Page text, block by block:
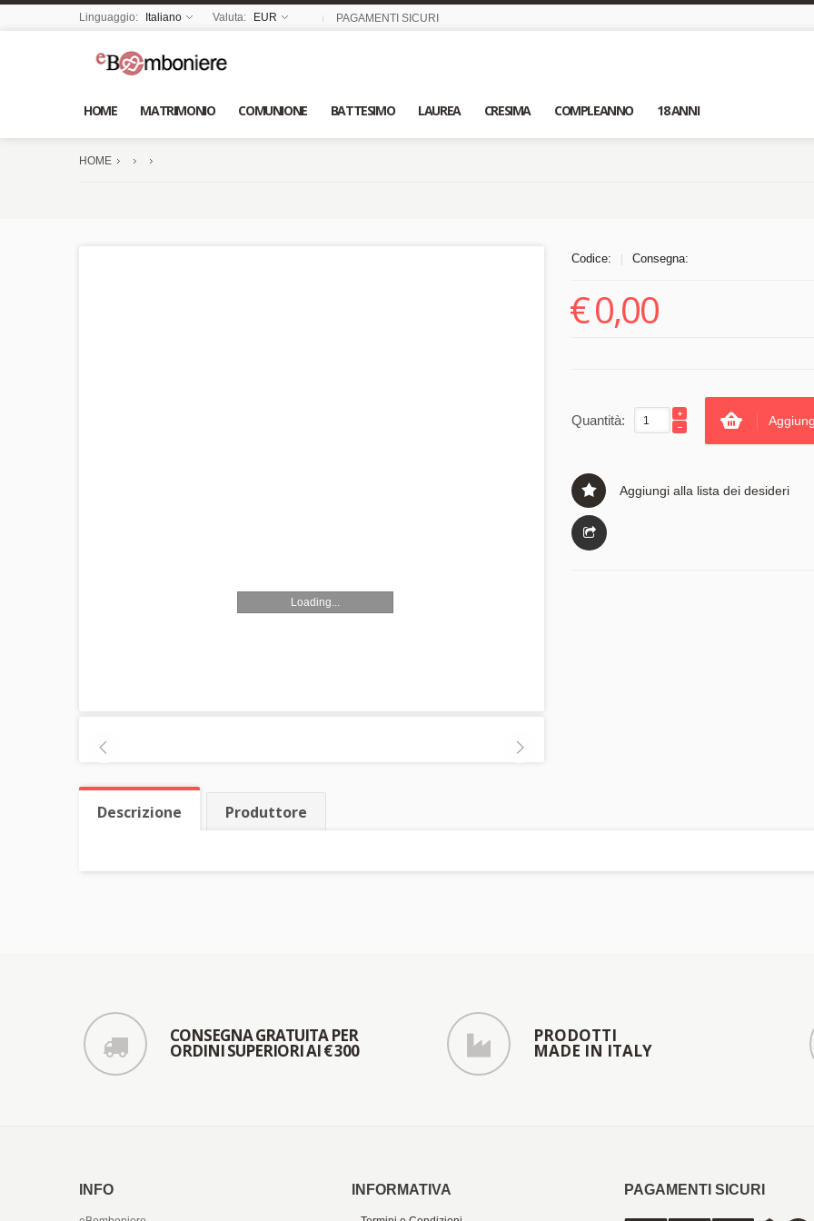
Linguaggio: Italiano Valuta: EUR PAGAMENTI SICURI
HOME MATRIMONIO COMUNIONE BATTESIMO LAUREA CRESIMA COMPLEANNO 18 ANNI
HOME
Loading...
Codice: Consegna:
€0,00
Quantità:
Aggiungi alla lista dei desideri
Descrizione Produttore
CONSEGNA GRATUITA PER
ORDINI SUPERIORI AI € 300
PRODOTTI
MADE IN ITALY
INFO INFORMATIVA PAGAMENTI SICURI